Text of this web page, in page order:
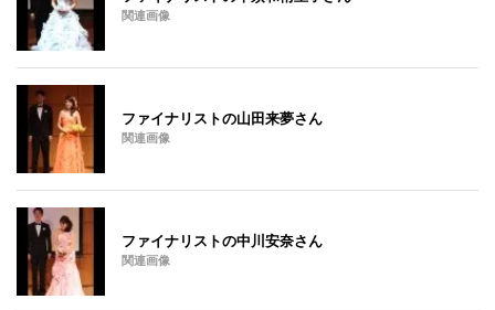
関連画像
ファイナリストの山田来夢さん
関連画像
ファイナリストの中川安奈さん
関連画像